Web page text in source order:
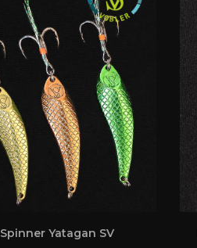
Spinner Yatagan SV